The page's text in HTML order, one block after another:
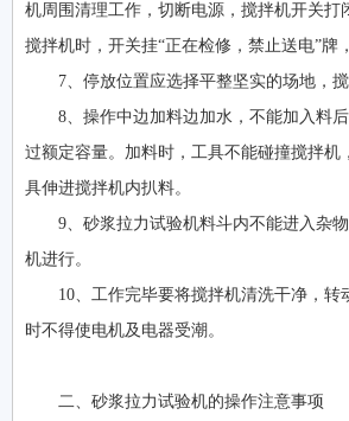
机周围清理工作，切断电源，搅拌机开关打
搅拌机时，开关挂“正在检修，禁止送电”牌
7、停放位置应选择平整坚实的场地，
8、操作中边加料边加水，不能加入料
过额定容量。加料时，工具不能碰撞搅拌机
具伸进搅拌机内扒料。
9、砂浆拉力试验机料斗内不能进入杂
机进行。
10、工作完毕要将搅拌机清洗干净，转
时不得使电机及电器受潮。
二、砂浆拉力试验机的操作注意事项